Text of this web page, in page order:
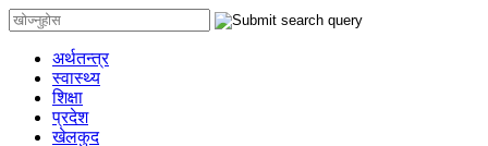
अर्थतन्त्र
स्वास्थ्य
शिक्षा
प्रदेश
खेलकुद